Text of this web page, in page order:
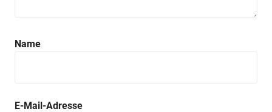
Name
E-Mail-Adresse